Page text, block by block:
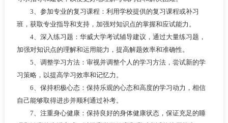
3、参加专业的复习课程：利用学校提供的复习课程或补习
班，获取专业指导和支持，加强对知识点的掌握和应试能力。
4、深入练习题：华威大学考试辅导建议，通过大量练习题，
加强对知识点的理解和运用能力，提高解题效率和准确性。
5、调整学习方法：审视并调整个人的学习方法，尝试新的学
习策略，以提高学习效率和记忆力。
6、保持积极心态：保持乐观的心态和高度的学习动力，相信
自己能够取得进步并顺利通过补考。
7、注重身心健康：保持良好的身体健康状态，保证充足的睡